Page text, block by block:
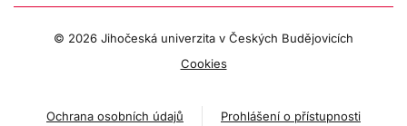
© 2026 Jihočeská univerzita v Českých Budějovicích
Cookies
Ochrana osobních údajů Prohlášení o přístupnosti